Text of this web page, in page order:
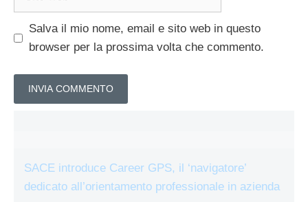
Salva il mio nome, email e sito web in questo
browser per la prossima volta che commento.
SACE introduce Career GPS, il ‘navigatore’
dedicato all’orientamento professionale in azienda